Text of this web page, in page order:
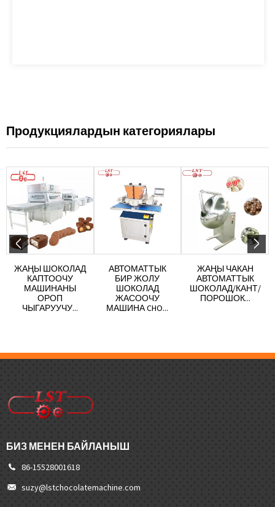
Продукциялардын категориялары
ЖАҢЫ ШОКОЛАД
КАПТООЧУ
МАШИНАНЫ
ОРОП
ЧЫГАРУУЧУ...
АВТОМАТТЫК
БИР ЖОЛУ
ШОКОЛАД
ЖАСООЧУ
МАШИНА CHO...
ЖАҢЫ ЧАКАН
АВТОМАТТЫК
ШОКОЛАД/КАНТ/
ПОРОШОК...
БИЗ МЕНЕН БАЙЛАНЫШ
86-15528001618
suzy@lstchocolatemachine.com